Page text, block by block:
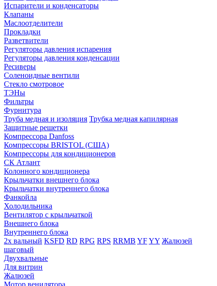
Испарители и конденсаторы
Клапаны
Маслоотделители
Прокладки
Разветвители
Регуляторы давления испарения
Регуляторы давления конденсации
Ресиверы
Соленоидные вентили
Стекло смотровое
ТЭНы
Фильтры
Фурнитура
Труба медная и изоляция Трубка медная капилярная
Защитные решетки
Компрессора Danfoss
Компрессоры BRISTOL (США)
Компрессоры для кондиционеров
СК Атлант
Колонного кондиционера
Крыльчатки внешнего блока
Крыльчатки внутреннего блока
Фанкойла
Холодильника
Вентилятор с крыльчаткой
Внешнего блока
Внутреннего блока
2х вальный KSFD RD RPG RPS RRMB YFYY Жалюзей
шаговый
Двухвальные
Для витрин
Жалюзей
Мотор венилятора